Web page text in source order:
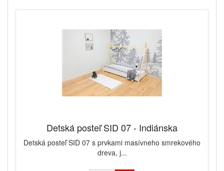
Detská posteľ SID 07 - Indiánska
Detská posteľ SID 07 s prvkami masívneho smrekového
dreva, j...